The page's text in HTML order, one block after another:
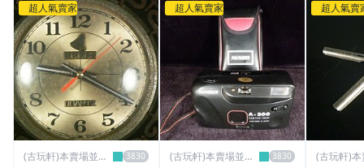
超人氣賣家
(古玩軒)本賣場並無
超人氣賣家
(古玩軒)本賣場並無
超人氣賣
(古玩軒)